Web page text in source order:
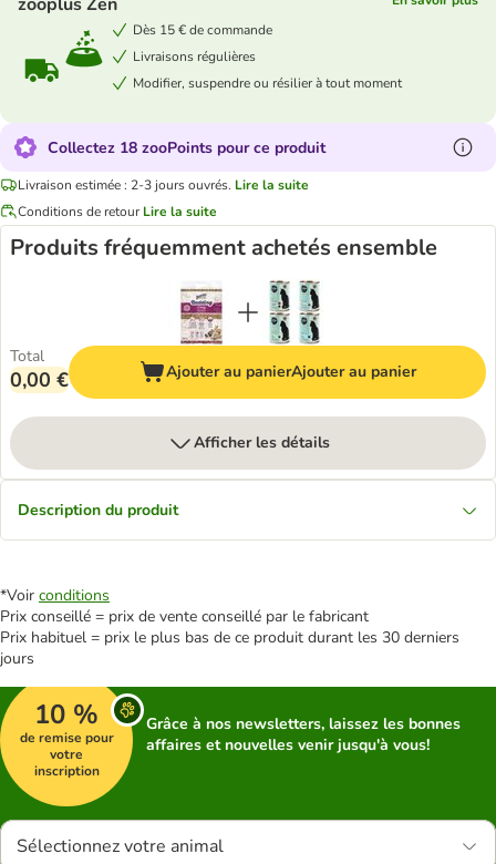
Dès 15 € de commande
Livraisons régulières
Modifier, suspendre ou résilier à tout moment
Collectez 18 zooPoints pour ce produit
Livraison estimée : 2-3 jours ouvrés. Lire la suite
Conditions de retour Lire la suite
Produits fréquemment achetés ensemble
Total
0,00 € Ajouter au panierAjouter au panier
Afficher les détails
Description du produit
*Voir conditions
Prix conseillé = prix de vente conseillé par le fabricant
Prix habituel = prix le plus bas de ce produit durant les 30 derniers
jours
10 %
de remise pour
votre
inscription
Grâce à nos newsletters, laissez les bonnes
affaires et nouvelles venir jusqu'à vous!
Sélectionnez votre animal